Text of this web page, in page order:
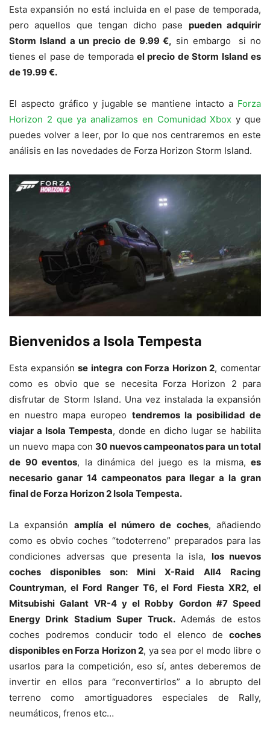
Esta expansión no está incluida en el pase de temporada,
pero aquellos que tengan dicho pase pueden adquirir
Storm Island a un precio de 9.99 €, sin embargo si no
tienes el pase de temporada el precio de Storm Island es
de 19.99 €.
El aspecto gráfico y jugable se mantiene intacto a Forza
Horizon 2 que ya analizamos en Comunidad Xbox y que
puedes volver a leer, por lo que nos centraremos en este
análisis en las novedades de Forza Horizon Storm Island.
Bienvenidos a Isola Tempesta
Esta expansiónse integra con Forza Horizon 2, comentar
como es obvio que se necesita Forza Horizon 2 para
disfrutar de Storm Island. Una vez instalada la expansión
en nuestro mapa europeo tendremos la posibilidad de
viajar a Isola Tempesta, donde en dicho lugar se habilita
un nuevo mapa con 30 nuevos campeonatos para un total
de 90 eventos, la dinámica del juego es la misma, es
necesario ganar 14 campeonatos para llegar a la gran
final de Forza Horizon 2 Isola Tempesta.
La expansión amplía el número de coches, añadiendo
como es obvio coches “todoterreno” preparados para las
condiciones adversas que presenta la isla, los nuevos
coches disponibles son: Mini X-Raid All4 Racing
Countryman, el Ford Ranger T6, el Ford Fiesta XR2, el
Mitsubishi Galant VR-4 y el Robby Gordon #7 Speed
Energy Drink Stadium Super Truck.Además de estos
coches podremos conducir todo el elenco de coches
disponibles en Forza Horizon 2, ya sea por el modo libre o
usarlos para la competición, eso sí, antes deberemos de
invertir en ellos para “reconvertirlos” a lo abrupto del
terreno como amortiguadores especiales de Rally,
neumáticos, frenos etc…